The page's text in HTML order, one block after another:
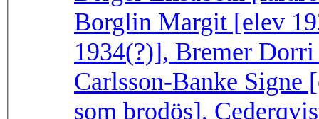
Borglin Margit [elev
1934(?)], Bremer
Carlsson-Banke Signe
som brodös],